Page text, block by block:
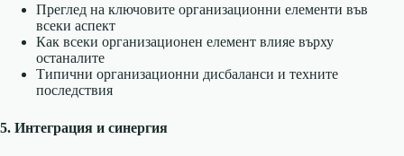
Преглед на ключовите организационни елементи във
всеки аспект
Как всеки организационен елемент влияе върху
останалите
Типични организационни дисбаланси и техните
последствия
5. Интеграция и синергия